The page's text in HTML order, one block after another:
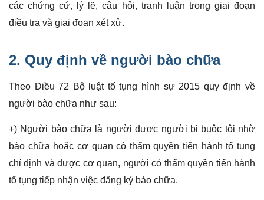
các chứng cứ, lý lẽ, câu hỏi, tranh luận trong giai đoạn
điều tra và giai đoạn xét xử.
2. Quy định về người bào chữa
Theo Điều 72 Bộ luật tố tụng hình sự 2015 quy định về
người bào chữa như sau:
+) Người bào chữa là người được người bị buộc tội nhờ
bào chữa hoặc cơ quan có thẩm quyền tiến hành tố tụng
chỉ định và được cơ quan, người có thẩm quyền tiến hành
tố tụng tiếp nhận việc đăng ký bào chữa.